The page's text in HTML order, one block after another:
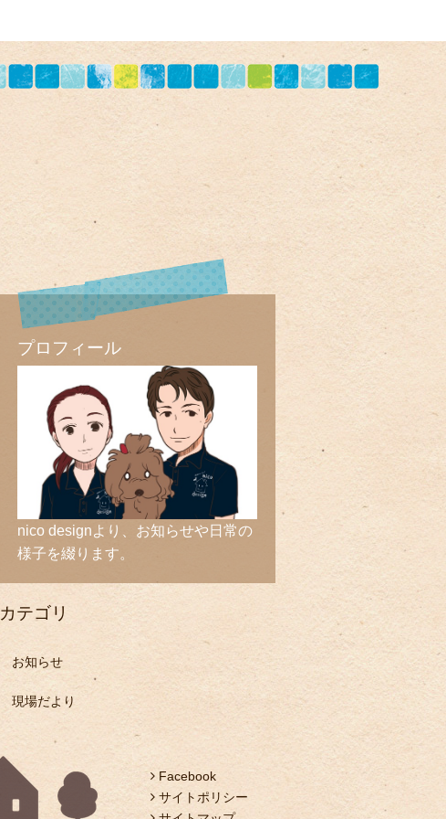
プロフィール
nico designより、お知らせや日常の
様子を綴ります。
カテゴリ
お知らせ
現場だより
Facebook
サイトポリシー